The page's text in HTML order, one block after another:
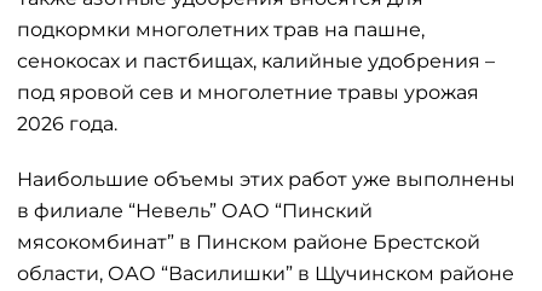
подкормки многолетних трав на пашне,
сенокосах и пастбищах, калийные удобрения –
под яровой сев и многолетние травы урожая
2026 года.
Наибольшие объемы этих работ уже выполнены
в филиале “Невель” ОАО “Пинский
мясокомбинат” в Пинском районе Брестской
области, ОАО “Василишки” в Щучинском районе